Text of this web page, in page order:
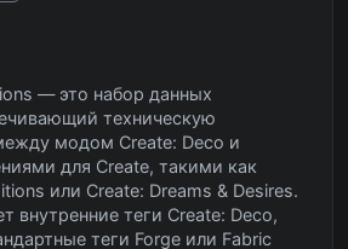
— это набор данных
техническую
модом Create: Deco и
для Create, такими как
или Create: Dreams & Desires.
внутренние теги Create: Deco,
теги Forge или Fabric